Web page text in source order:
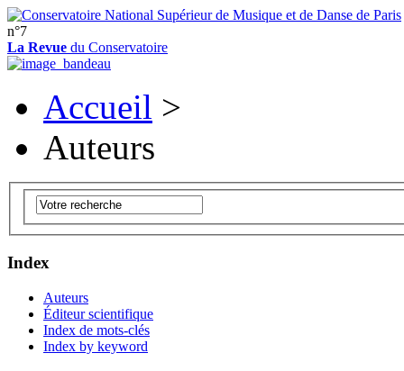
n°7
La Revue du Conservatoire
Accueil >
Auteurs
Index
Auteurs
Éditeur scientifique
Index de mots-clés
Index by keyword